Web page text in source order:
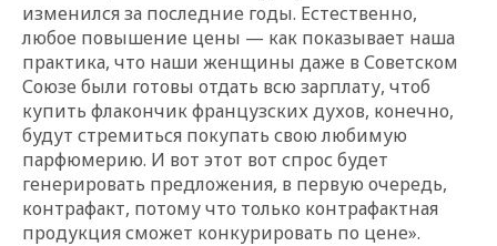
изменился за последние годы. Естественно,
любое повышение цены — как показывает наша
практика, что наши женщины даже в Советском
Союзе были готовы отдать всю зарплату, чтоб
купить флакончик французских духов, конечно,
будут стремиться покупать свою любимую
парфюмерию. И вот этот вот спрос будет
генерировать предложения, в первую очередь,
контрафакт, потому что только контрафактная
продукция сможет конкурировать по цене».